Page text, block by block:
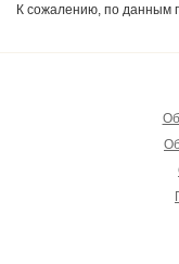
К сожалению, по данным